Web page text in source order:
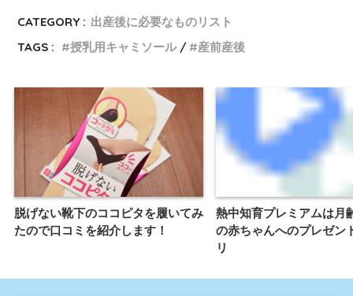
CATEGORY : 出産後に必要なものリスト
TAGS :
授乳用キャミソール 産前産後
脱げない靴下のココピタを履いてみ
たので口コミを紹介します！
熱中知育プレミアムは月
の赤ちゃんへのプレゼン
リ